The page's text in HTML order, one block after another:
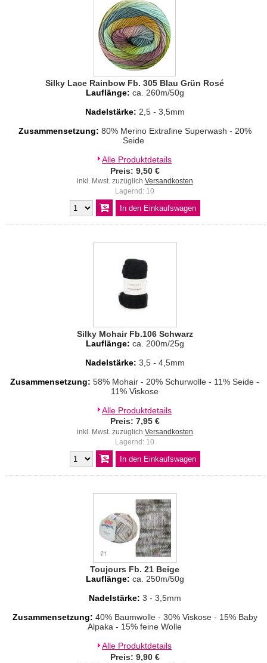
Silky Lace Rainbow Fb. 305 Blau Grün Rosé
Lauflänge: ca. 260m/50g
Nadelstärke: 2,5 - 3,5mm
Zusammensetzung: 80% Merino Extrafine Superwash - 20%
Seide
Alle Produktdetails
Preis: 9,50 €
inkl. Mwst. zuzüglich Versandkosten
Lagernd: 10
Silky Mohair Fb.106 Schwarz
Lauflänge: ca. 200m/25g
Nadelstärke: 3,5 - 4,5mm
Zusammensetzung:58% Mohair - 20% Schurwolle - 11% Seide -
11% Viskose
Alle Produktdetails
Preis: 7,95 €
inkl. Mwst. zuzüglich Versandkosten
Lagernd: 10
Toujours Fb. 21 Beige
Lauflänge: ca. 250m/50g
Nadelstärke: 3 - 3,5mm
Zusammensetzung: 40% Baumwolle - 30% Viskose - 15% Baby
Alpaka - 15% feine Wolle
Alle Produktdetails
Preis: 9,90 €